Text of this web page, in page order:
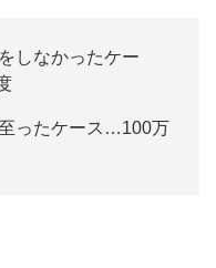
しなかったケー
ったケース…100万